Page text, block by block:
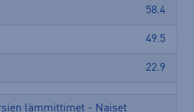
58.4
49.5
22.9
lämmittimet - Naiset